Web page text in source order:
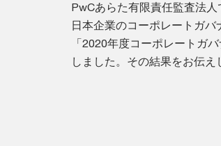
PwCあらた有限責任監査法人
日本企業のコーポレートガバ
「2020年度コーポレートガ
しました。その結果をお伝え